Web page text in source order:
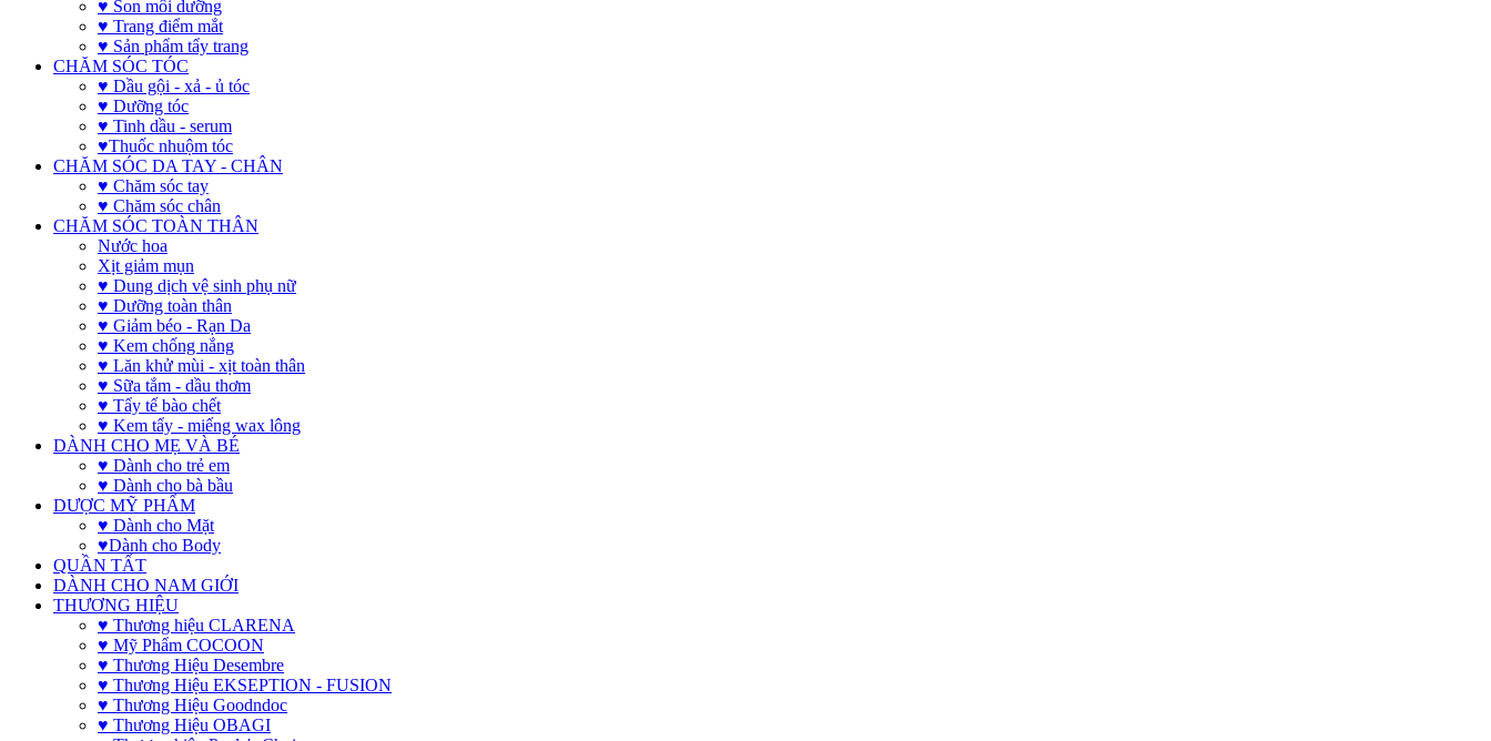
♥ Son môi dưỡng
♥ Trang điểm mắt
♥ Sản phẩm tẩy trang
CHĂM SÓC TÓC
♥ Dầu gội - xả - ủ tóc
♥ Dưỡng tóc
♥ Tinh dầu - serum
♥Thuốc nhuộm tóc
CHĂM SÓC DA TAY - CHÂN
♥ Chăm sóc tay
♥ Chăm sóc chân
CHĂM SÓC TOÀN THÂN
Nước hoa
Xịt giảm mụn
♥ Dung dịch vệ sinh phụ nữ
♥ Dưỡng toàn thân
♥ Giảm béo - Rạn Da
♥ Kem chống nắng
♥ Lăn khử mùi - xịt toàn thân
♥ Sữa tắm - dầu thơm
♥ Tẩy tế bào chết
♥ Kem tẩy - miếng wax lông
DÀNH CHO MẸ VÀ BÉ
♥ Dành cho trẻ em
♥ Dành cho bà bầu
DƯỢC MỸ PHẨM
♥ Dành cho Mặt
♥Dành cho Body
QUẦN TẤT
DÀNH CHO NAM GIỚI
THƯƠNG HIỆU
♥ Thương hiệu CLARENA
♥ Mỹ Phẩm COCOON
♥ Thương Hiệu Desembre
♥ Thương Hiệu EKSEPTION - FUSION
♥ Thương Hiệu Goodndoc
♥ Thương Hiệu OBAGI